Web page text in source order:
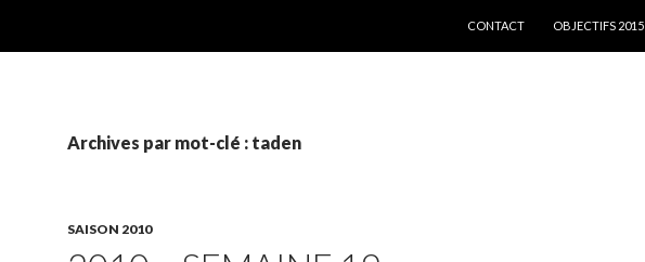
CONTACT
OBJECTIFS 2015
Archives par mot-clé : taden
SAISON 2010